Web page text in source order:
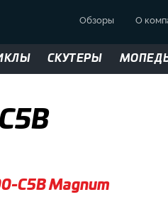
Обзоры О
СКУТЕРЫ
C5B Magnum